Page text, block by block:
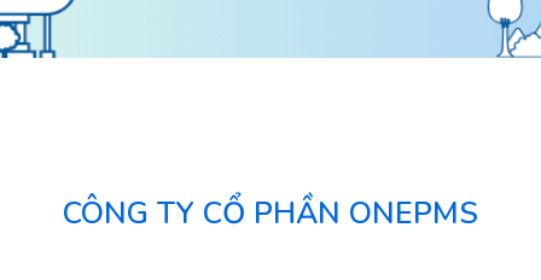
CÔNG TY CỔ PHẦN ONEPMS